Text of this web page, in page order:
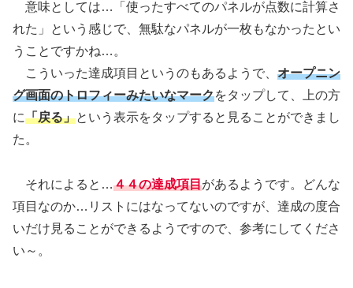
意味としては…「使ったすべてのパネルが点数に計算さ
れた」という感じで、無駄なパネルが一枚もなかったとい
うことですかね…。
こういった達成項目というのもあるようで、 オープニン
グ画面のトロフィーみたいなマークをタップして、上の方
に「戻る」という表示をタップすると見ることができまし
た。
それによると…４４の達成項目があるようです。どんな
項目なのか…リストにはなってないのですが、達成の度合
いだけ見ることができるようですので、参考にしてくださ
い～。